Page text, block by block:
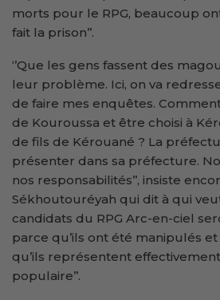
morts pour le RPG, beaucoup
fait la prison’’.
‘’Que les gens fassent des
leur problème. Ici, on va
de faire mes enquêtes.
de Kouroussa et être choisi à
de fils de Kérouané ? La
présenter dans sa préfecture.
nos responsabilités’’, insiste
Sékhoutouréyah qui dit à qui
candidats du RPG Arc-en-ciel
parce qu’ils ont été manipulés et
qu’ils représentent
populaire’’.